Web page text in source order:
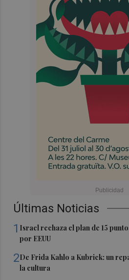
Últimas Noticias
1 Israel rechaza el plan de 15
por EEUU
2De Frida Kahlo a Kubrick: un
la cultura